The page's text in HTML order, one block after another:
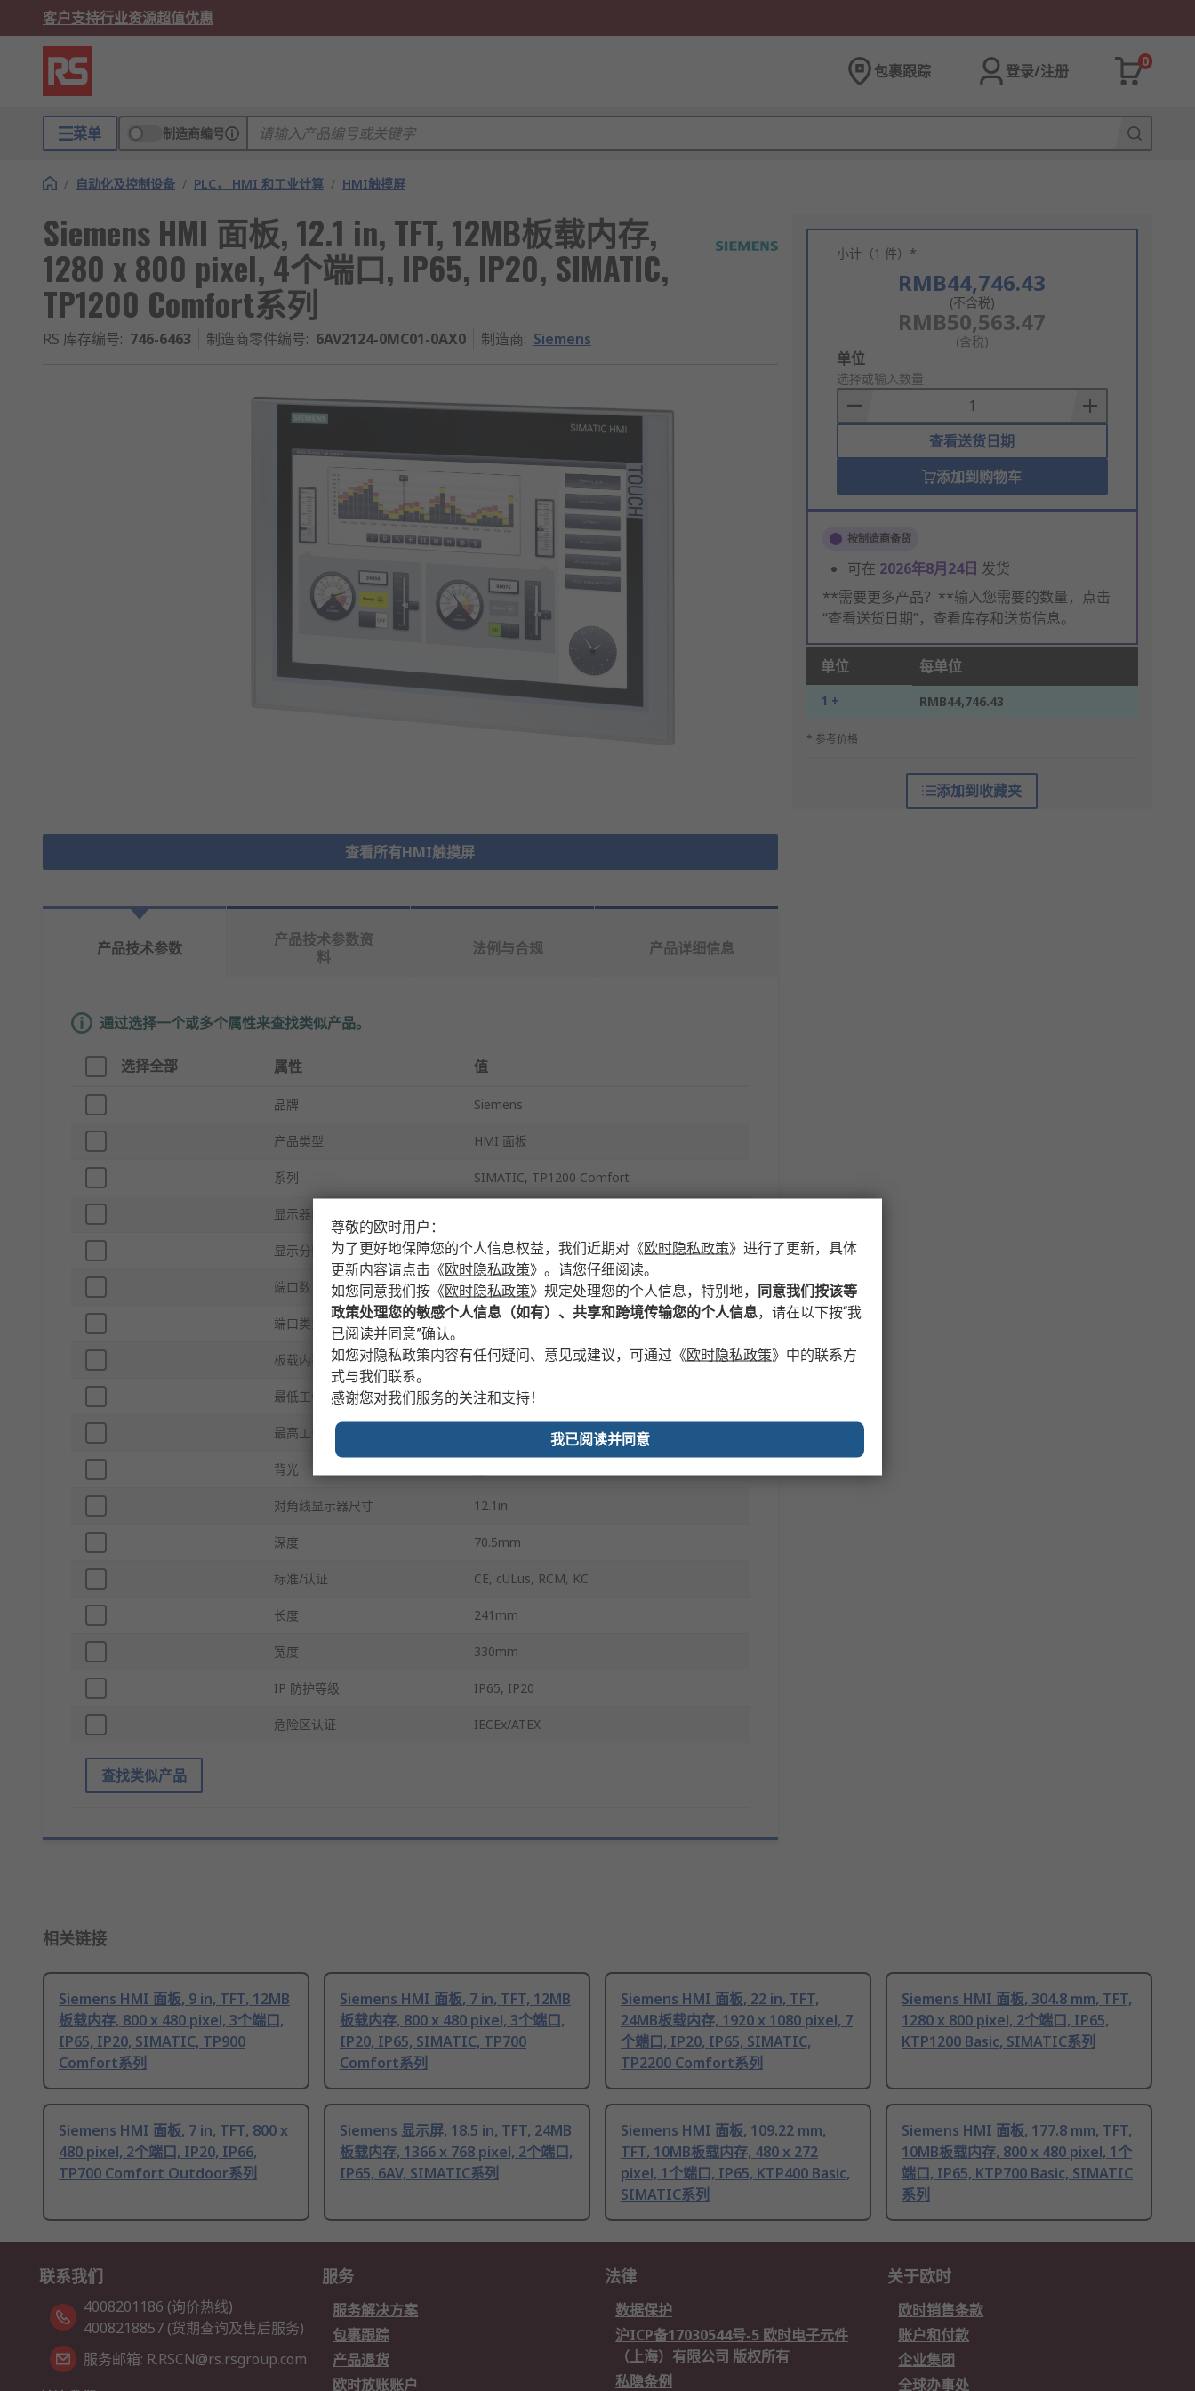
客户支持行业资源超值优惠
包裹跟踪 登录/注册
0
菜单 制造商编号
/ 自动化及控制设备 / PLC， HMI 和工业计算 / HMI触摸屏
Siemens HMI 面板, 12.1 in, TFT, 12MB板载内存,
1280 x 800 pixel, 4个端口, IP65, IP20, SIMATIC,
TP1200 Comfort系列
RS 库存编号: 746-6463 制造商零件编号: 6AV2124-0MC01-0AX0 制造商: Siemens
查看所有HMI触摸屏
小计（1 件）*
RMB44,746.43
(不含税)
RMB50,563.47
(含税)
Add
to
Basket
单位
选择或输入数量
查看送货日期
添加到购物车
按制造商备货
可在 2026年8月24日 发货
**需要更多产品？**输入您需要的数量，点击
“查看送货日期”，查看库存和送货信息。
单位 每单位
1 + RMB44,746.43
* 参考价格
添加到收藏夹
产品技术参数
产品技术参数资
料
法例与合规 产品详细信息
通过选择一个或多个属性来查找类似产品。
选择全部 属性 值
品牌 Siemens
产品类型 HMI 面板
系列 SIMATIC, TP1200 Comfort
显示器类型
显示分辨率 1280 x 800 pixel
端口数目 4
端口类型 USB
板载内存 12MB
最低工作温度 0°C
最高工作温度
背光
对角线显示器尺寸 12.1in
深度 70.5mm
标准/认证 CE, cULus, RCM, KC
长度 241mm
宽度 330mm
IP 防护等级 IP65, IP20
危险区认证 IECEx/ATEX
查找类似产品
相关链接
Siemens HMI 面板, 9 in, TFT, 12MB
板载内存, 800 x 480 pixel, 3个端口,
IP65, IP20, SIMATIC, TP900
Comfort系列
Siemens HMI 面板, 7 in, TFT, 12MB
板载内存, 800 x 480 pixel, 3个端口,
IP20, IP65, SIMATIC, TP700
Comfort系列
Siemens HMI 面板, 22 in, TFT,
24MB板载内存, 1920 x 1080 pixel, 7
个端口, IP20, IP65, SIMATIC,
TP2200 Comfort系列
Siemens HMI 面板, 304.8 mm, TFT,
1280 x 800 pixel, 2个端口, IP65,
KTP1200 Basic, SIMATIC系列
Siemens HMI 面板, 7 in, TFT, 800 x
480 pixel, 2个端口, IP20, IP66,
TP700 Comfort Outdoor系列
Siemens 显示屏, 18.5 in, TFT, 24MB
板载内存, 1366 x 768 pixel, 2个端口,
IP65, 6AV, SIMATIC系列
Siemens HMI 面板, 109.22 mm,
TFT, 10MB板载内存, 480 x 272
pixel, 1个端口, IP65, KTP400 Basic,
SIMATIC系列
Siemens HMI 面板, 177.8 mm, TFT,
10MB板载内存, 800 x 480 pixel, 1个
端口, IP65, KTP700 Basic, SIMATIC
系列
联系我们
4008201186 (询价热线)
4008218857 (货期查询及售后服务)
服务邮箱: R.RSCN@rs.rsgroup.com
服务
服务解决方案
包裹跟踪
产品退货
欧时放账账户
法律
数据保护
沪ICP备17030544号-5 欧时电子元件
（上海）有限公司 版权所有
私隐条例
关于欧时
欧时销售条款
账户和付款
企业集团
全球办事处
尊敬的欧时用户：
为了更好地保障您的个人信息权益，我们近期对 《欧时隐私政策》 进行了更新，具体
更新内容请点击 《欧时隐私政策》 。请您仔细阅读。
如您同意我们按 《欧时隐私政策》 规定处理您的个人信息，特别地， 同意我们按该等
政策处理您的敏感个人信息（如有）、共享和跨境传输您的个人信息，请在以下按“我
已阅读并同意”确认。
如您对隐私政策内容有任何疑问、意见或建议，可通过 《欧时隐私政策》 中的联系方
式与我们联系。
感谢您对我们服务的关注和支持！
我已阅读并同意